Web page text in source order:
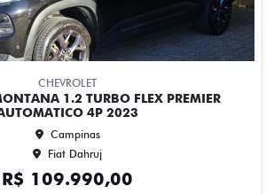
CHEVROLET
1.0 TURBO FLEX LTZ AUTOMATICO 4P
2023
Campinas
Fiat Dahruj
R$ 84.990,00
2023/2023
Mais informações